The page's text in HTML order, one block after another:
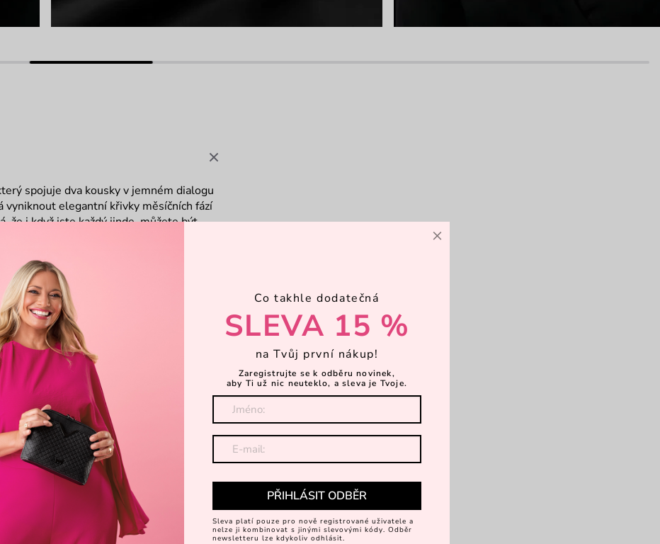
spojuje dva kousky v jemném dialogu
elegantní křivky měsíčních fází
že i když jste každý jinde, můžete být
×
Co takhle dodatečná
SLEVA 15 %
na Tvůj první nákup!
Zaregistrujte se k odběru novinek,
aby Ti už nic neuteklo, a sleva je Tvoje.
PŘIHLÁSIT ODBĚR
Sleva platí pouze pro nově registrované uživatele a
nelze ji kombinovat s jinými slevovými kódy. Odběr
newsletteru lze kdykoliv odhlásit.